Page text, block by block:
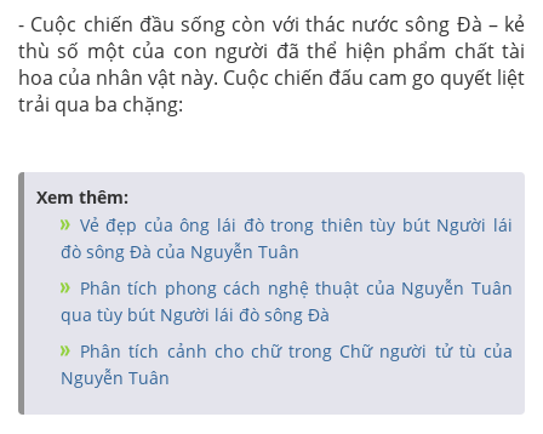
- Cuộc chiến đầu sống còn với thác nước sông Đà – kẻ
thù số một của con người đã thể hiện phẩm chất tài
hoa của nhân vật này. Cuộc chiến đấu cam go quyết liệt
trải qua ba chặng:
Xem thêm:
Vẻ đẹp của ông lái đò trong thiên tùy bút Người lái
đò sông Đà của Nguyễn Tuân
Phân tích phong cách nghệ thuật của Nguyễn Tuân
qua tùy bút Người lái đò sông Đà
Phân tích cảnh cho chữ trong Chữ người tử tù của
Nguyễn Tuân